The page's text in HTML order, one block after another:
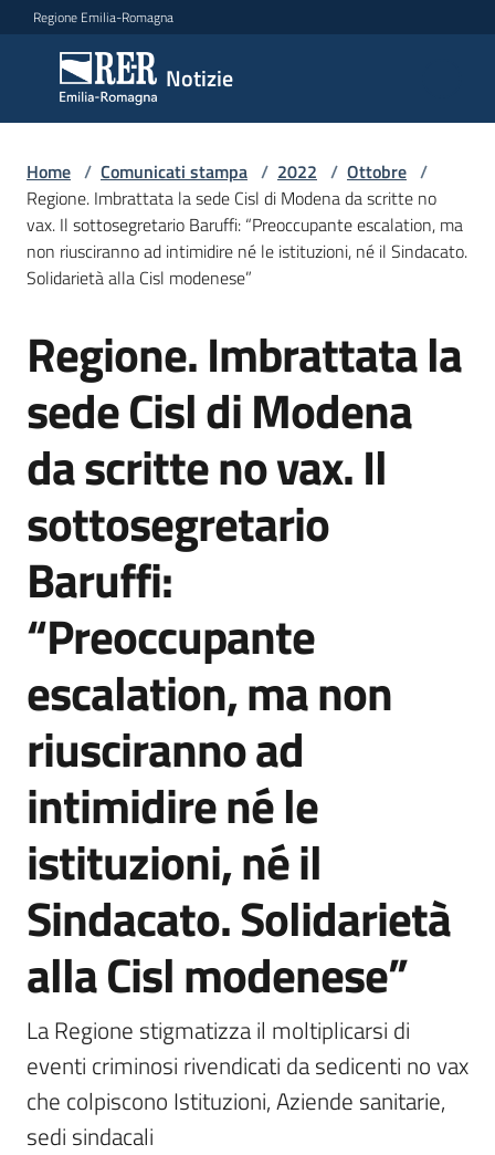
Vai al contenuto
Vai alla navigazione
Vai al footer
Regione Emilia-Romagna
Notizie
Notizie
Comunicati
stampa
Menu selezionato
Cerca
un
Risorse
Agenzia
di
informazione
e
comunicazione
Seguici
su
Home / Comunicati stampa / 2022 / Ottobre /
Regione. Imbrattata la sede Cisl di Modena da scritte no
vax. Il sottosegretario Baruffi: “Preoccupante escalation, ma
non riusciranno ad intimidire né le istituzioni, né il Sindacato.
Solidarietà alla Cisl modenese”
Salta al contenuto
Regione. Imbrattata la
sede Cisl di Modena
da scritte no vax. Il
sottosegretario
Baruffi:
“Preoccupante
escalation, ma non
riusciranno ad
intimidire né le
istituzioni, né il
Sindacato. Solidarietà
alla Cisl modenese”
La Regione stigmatizza il moltiplicarsi di
eventi criminosi rivendicati da sedicenti no vax
che colpiscono Istituzioni, Aziende sanitarie,
sedi sindacali